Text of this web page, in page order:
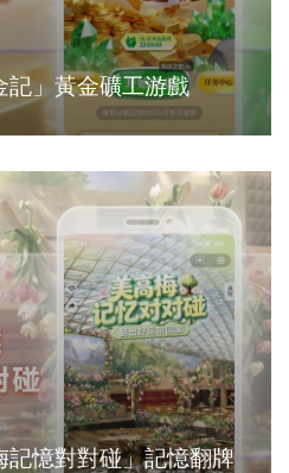
記」黃金礦工游戲
記憶對對碰」記憶翻牌